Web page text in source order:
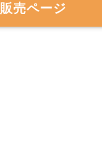
販売ページ